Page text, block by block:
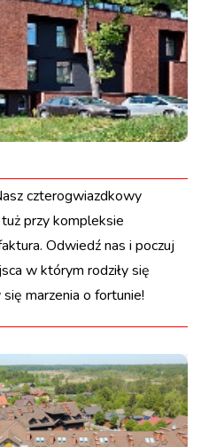
czterogwiazdkowy
przy kompleksie
Odwiedź nas i poczuj
w którym rodziły się
marzenia o fortunie!